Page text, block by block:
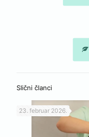
Slični članci
23. februar 2026.